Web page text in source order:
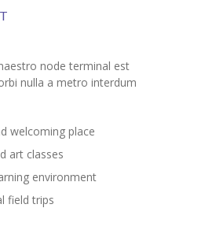
node terminal est
nulla a metro interdum
welcoming place
art classes
environment
field trips